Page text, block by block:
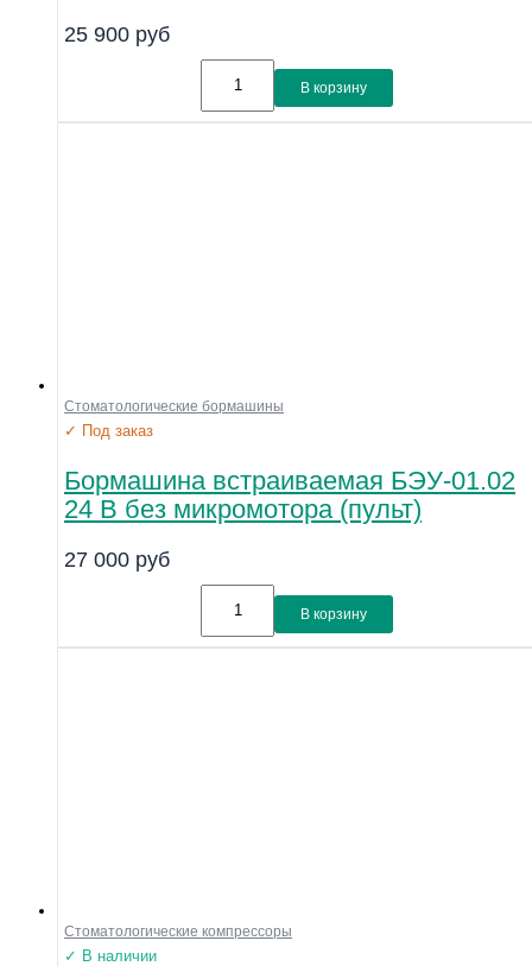
25 900 руб
В корзину
Стоматологические бормашины
✓ Под заказ
Бормашина встраиваемая БЭУ-01.02
24 В без микромотора (пульт)
27 000 руб
В корзину
Стоматологические компрессоры
✓ В наличии